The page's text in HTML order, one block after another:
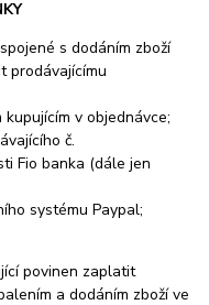
s dodáním zboží
prodávajícímu
v objednávce;
č.
Fio banka (dále jen
systému Paypal;
povinen zaplatit
a dodáním zboží ve